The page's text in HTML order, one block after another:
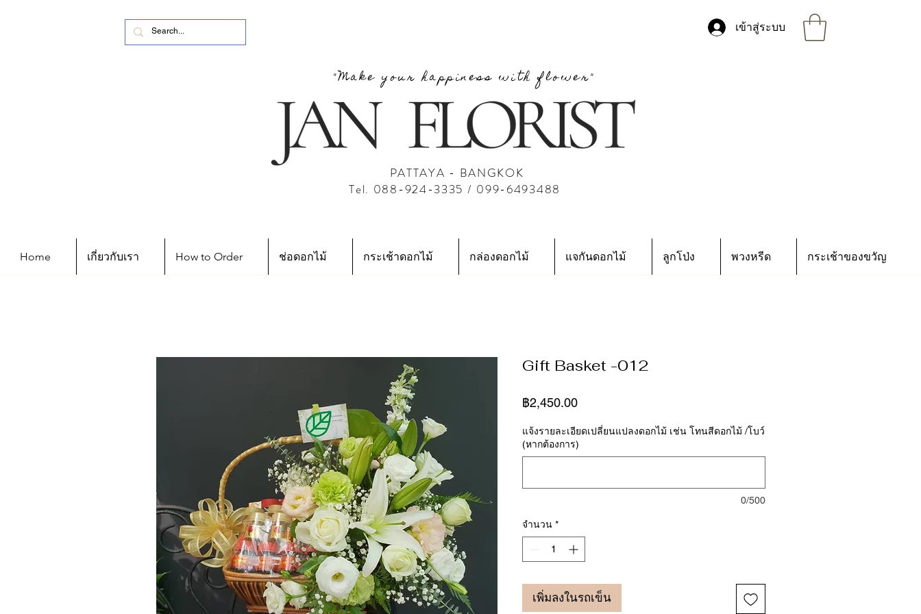
เข้าสู่ระบบ
"Make your happiness with flower"
PATTAYA - BANGKOK
Tel. 088-924-3335 / 099-6493488
Home เกี่ยวกับเรา How to Order ช่อดอกไม้ กระเช้าดอกไม้ กล่องดอกไม้ แจกันดอกไม้ ลูกโป่ง พวงหรีด กระเช้าของขวัญ
Gift Basket -012
฿2,450.00ราคา
แจ้งรายละเอียดเปลี่ยนแปลงดอกไม้ เช่น โทนสีดอกไม้ /โบว์
(หากต้องการ)
0/500
จำนวน *
เพิ่มลงในรถเข็น